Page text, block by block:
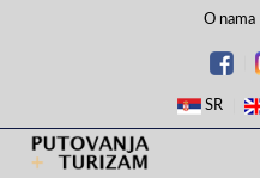
O nama
SR